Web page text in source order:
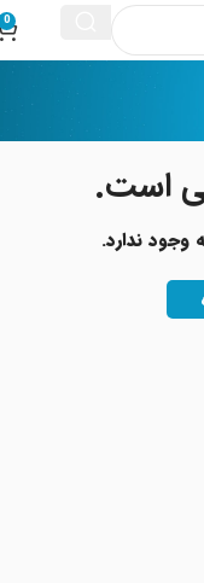
0
است.
ندارد.